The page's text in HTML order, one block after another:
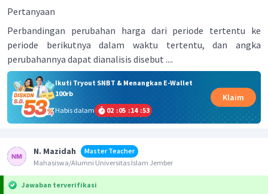
Pertanyaan
Perbandingan perubahan harga dari periode tertentu ke
periode berikutnya dalam waktu tertentu, dan angka
perubahannya dapat dianalisis disebut ....
Ikuti Tryout SNBT & Menangkan E-Wallet
100rb
Habis dalam
02 :05 :14 :53
Klaim
N. Mazidah
Master Teacher
Mahasiswa/Alumni Universitas Islam Jember
Jawaban terverifikasi